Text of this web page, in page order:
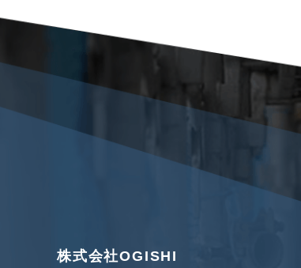
株式会社OGISHI